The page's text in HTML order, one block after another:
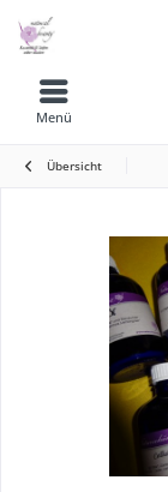
Menü
Übersicht